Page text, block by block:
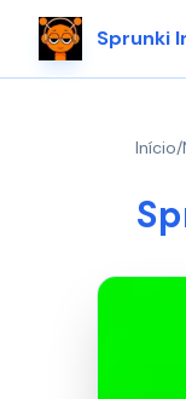
Sprunki
Início/